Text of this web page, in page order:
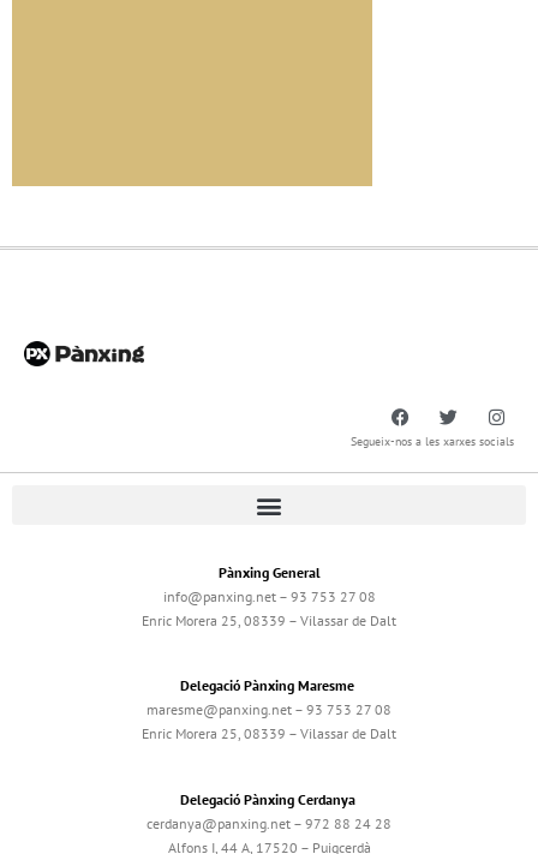
Segueix-nos a les xarxes socials
Pànxing General
info@panxing.net – 93 753 27 08
Enric Morera 25, 08339 – Vilassar de Dalt
Delegació Pànxing Maresme
maresme@panxing.net – 93 753 27 08
Enric Morera 25, 08339 – Vilassar de Dalt
Delegació Pànxing Cerdanya
cerdanya@panxing.net – 972 88 24 28
Alfons I, 44 A, 17520 – Puigcerdà